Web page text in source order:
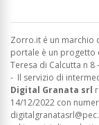
Zorro.it é un
portale è un progetto
Teresa di Calcutta n 8
- Il servizio di
Digital Granata srl
14/12/2022 con